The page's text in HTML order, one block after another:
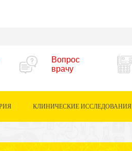
Вопрос
врачу
КЛИНИЧЕСКИЕ ИССЛЕДОВАНИЯ